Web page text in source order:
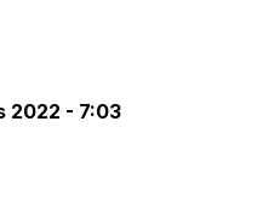
2022 - 7:03